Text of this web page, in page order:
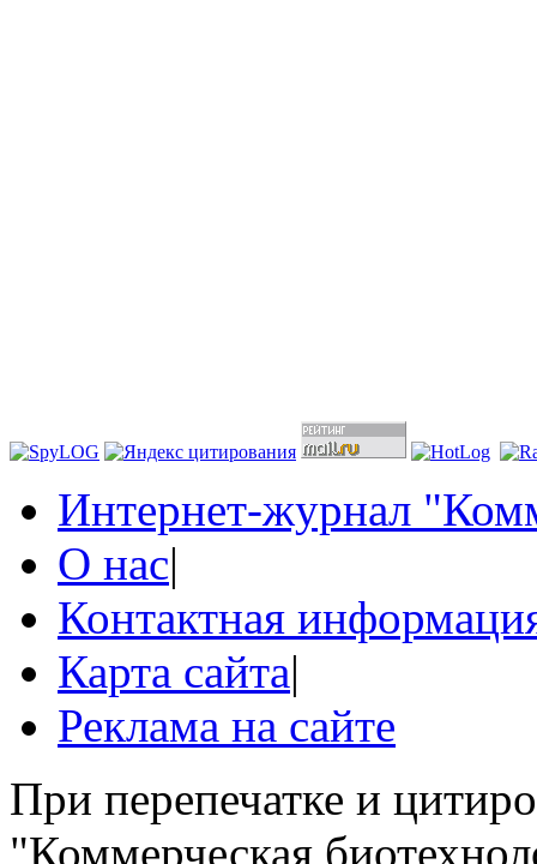
Интернет-журнал
О нас|
Контактная
Карта сайта|
Реклама на сайте
При перепечатке и
"Коммерческая